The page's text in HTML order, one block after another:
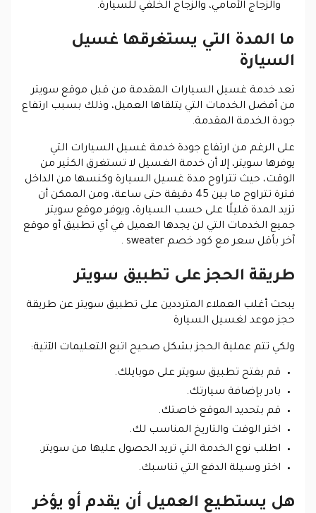
والزجاج الأمامي، والزجاج الخلفي للسيارة.
ما المدة التي يستغرقها غسيل
السيارة
تعد خدمة غسيل السيارات المقدمة من قبل موقع سويتر
من أفضل الخدمات التي يتلقاها العميل، وذلك بسبب ارتفاع
جودة الخدمة المقدمة.
على الرغم من ارتفاع جودة خدمة غسيل السيارات التي
يوفرها سويتر، إلا أن خدمة الغسيل لا تستغرق الكثير من
الوقت، حيث تتراوح مدة غسيل السيارة وكنسها من الداخل
فترة تتراوح ما بين 45 دقيقة حتى ساعة، ومن الممكن أن
تزيد المدة قليلًا على حسب السيارة، ويوفر موقع سويتر
جميع الخدمات التي لن يجدها العميل في أي تطبيق أو موقع
آخر بأقل سعر مع كود خصم sweater .
طريقة الحجز على تطبيق سويتر
يبحث أغلب العملاء المترددين على تطبيق سويتر عن طريقة
حجز موعد لغسيل السيارة
ولكي تتم عملية الحجز بشكل صحيح اتبع التعليمات الآتية:
قم بفتح تطبيق سويتر على موبايلك.
بادر بإضافة سيارتك.
قم بتحديد الموقع خاصتك.
اختر الوقت والتاريخ المناسب لك.
اطلب نوع الخدمة التي تريد الحصول عليها من سويتر.
اختر وسيلة الدفع التي تناسبك.
هل يستطيع العميل أن يقدم أو يؤخر